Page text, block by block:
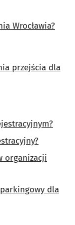
Wrocławia?
przejścia dla
organizacji
dla